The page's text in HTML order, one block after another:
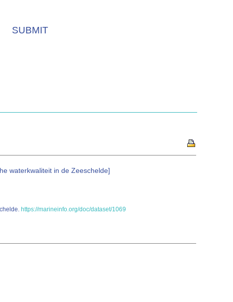
SUBMIT
waterkwaliteit in de Zeeschelde]
https://marineinfo.org/doc/dataset/1069